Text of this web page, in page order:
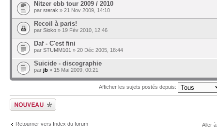
Nitzer ebb tour 2009 / 2010
par sterak » 21 Nov 2009, 14:10
Recoil à paris!
par Sioko » 19 Fév 2010, 12:46
Daf - C'est fini
par STUMM101 » 20 Déc 2005, 18:44
Suicide - discographie
par jb » 15 Mai 2009, 00:21
Afficher les sujets postés depuis:
Ecrire un nouveau
sujet
Retourner vers Index du forum Aller